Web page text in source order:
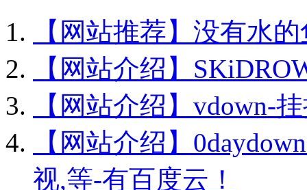
【网站推荐】没有水
【网站介绍】
【网站介绍】vdown-
【网站介绍】
视,等-有百度云！